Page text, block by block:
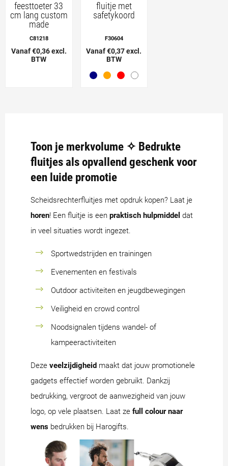
feesttoeter 33
cm lang custom
made
C81218
Vanaf €0,36 excl.
BTW
fluitje met
safetykoord
F30604
Vanaf €0,37 excl.
BTW
Toon je merkvolume ✧ Bedrukte
fluitjes als opvallend geschenk voor
een luide promotie
Scheidsrechterfluitjes met opdruk kopen? Laat je
horen! Een fluitje is een praktisch hulpmiddel dat
in veel situaties wordt ingezet.
Sportwedstrijden en trainingen
Evenementen en festivals
Outdoor activiteiten en jeugdbewegingen
Veiligheid en crowd control
Noodsignalen tijdens wandel- of
kampeeractiviteiten
Deze veelzijdigheid maakt dat jouw promotionele
gadgets effectief worden gebruikt. Dankzij
bedrukking, vergroot de aanwezigheid van jouw
logo, op vele plaatsen. Laat ze full colour naar
wens bedrukken bij Harogifts.